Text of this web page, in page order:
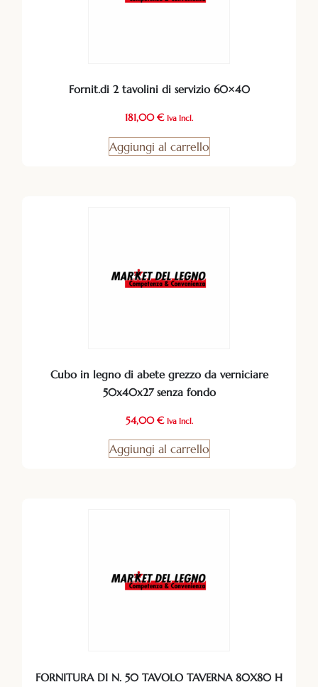
Fornit.di 2 tavolini di servizio 60×40
181,00€ Iva Incl.
Aggiungi al carrello
Cubo in legno di abete grezzo da verniciare
50x40x27 senza fondo
54,00€ Iva Incl.
Aggiungi al carrello
FORNITURA DI N. 50 TAVOLO TAVERNA 80X80 H